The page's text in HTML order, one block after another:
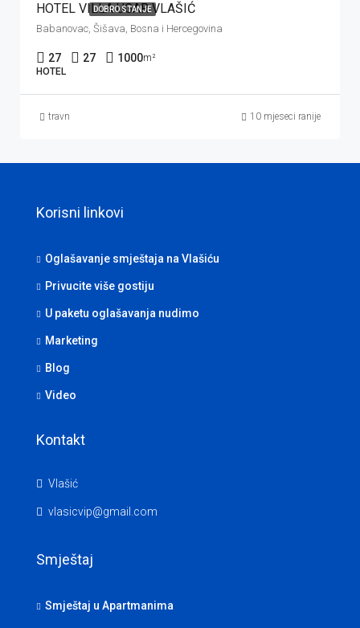
DOBRO STANJE
HOTEL VILLA UGAR VLAŠIĆ
Babanovac, Šišava, Bosna i Hercegovina
27 27 1000m²
HOTEL
travn 10 mjeseci ranije
Korisni linkovi
Oglašavanje smještaja na Vlašiću
Privucite više gostiju
U paketu oglašavanja nudimo
Marketing
Blog
Video
Kontakt
Vlašić
vlasicvip@gmail.com
Smještaj
Smještaj u Apartmanima